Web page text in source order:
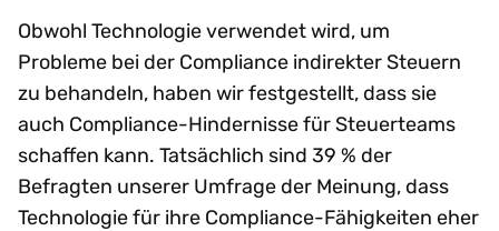
Obwohl Technologie verwendet wird, um
Probleme bei der Compliance indirekter Steuern
zu behandeln, haben wir festgestellt, dass sie
auch Compliance-Hindernisse für Steuerteams
schaffen kann. Tatsächlich sind 39 % der
Befragten unserer Umfrage der Meinung, dass
Technologie für ihre Compliance-Fähigkeiten eher